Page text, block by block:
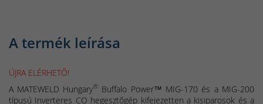
A termék leírása
ÚJRA ELÉRHETŐ!
A MATEWELD Hungary® Buffalo Power™ MIG-170 és a MIG-200
típusú Inverteres CO hegesztőgép kifejezetten a kisiparosok és a